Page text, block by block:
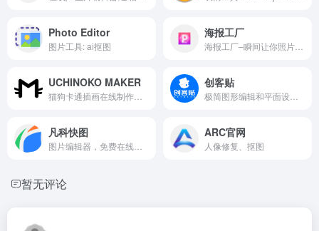
Photo Editor
图片工具: ai抠图
海报工厂
UCHINOKO MAKER 创客贴
凡科快图 ARC官网
人像修复、抠图
暂无评论